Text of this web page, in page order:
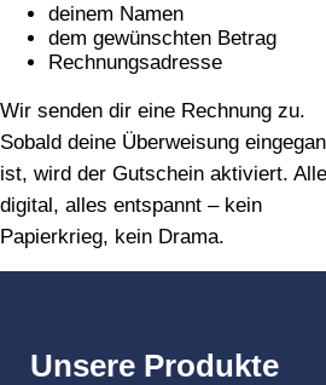
deinem Namen
dem gewünschten Betrag
Rechnungsadresse
Wir senden dir eine Rechnung zu.
Sobald deine Überweisung
ist, wird der Gutschein aktiviert.
digital, alles entspannt – kein
Papierkrieg, kein Drama.
Unsere Produkte